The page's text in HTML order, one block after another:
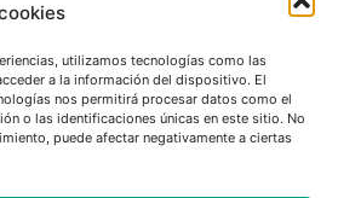
utilizamos tecnologías como las
a la información del dispositivo. El
nos permitirá procesar datos como el
o las identificaciones únicas en este sitio. No
puede afectar negativamente a ciertas
de base tecnológica
de las Montañas